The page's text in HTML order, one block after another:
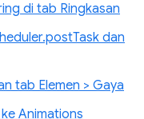
di tab Ringkasan
dan
tab Elemen > Gaya
Animations